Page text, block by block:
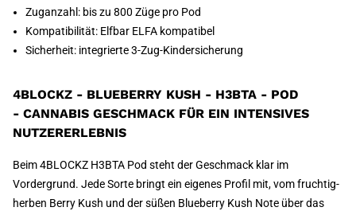
Zuganzahl: bis zu 800 Züge pro Pod
Kompatibilität: Elfbar ELFA kompatibel
Sicherheit: integrierte 3-Zug-Kindersicherung
4BLOCKZ - BLUEBERRY KUSH - H3BTA - POD
- CANNABIS GESCHMACK FÜR EIN INTENSIVES
NUTZERERLEBNIS
Beim 4BLOCKZ H3BTA Pod steht der Geschmack klar im
Vordergrund. Jede Sorte bringt ein eigenes Profil mit, vom fruchtig-
herben Berry Kush und der süßen Blueberry Kush Note über das